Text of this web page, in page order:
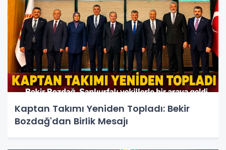
Kaptan Takımı Yeniden Topladı: Bekir
Bozdağ'dan Birlik Mesajı